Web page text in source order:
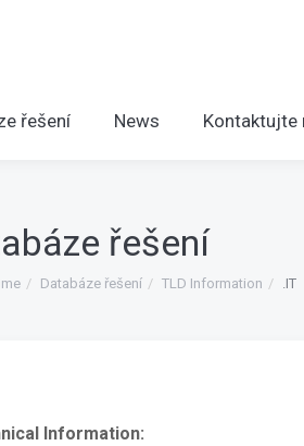
řešení News Kontaktujte
řešení
Databáze řešení TLD Information .IT
Information: